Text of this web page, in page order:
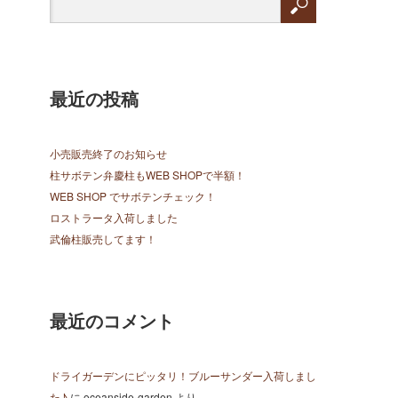
最近の投稿
小売販売終了のお知らせ
柱サボテン弁慶柱もWEB SHOPで半額！
WEB SHOP でサボテンチェック！
ロストラータ入荷しました
武倫柱販売してます！
最近のコメント
ドライガーデンにピッタリ！ブルーサンダー入荷しまし